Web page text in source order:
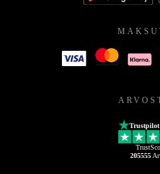
Trustpilot
205555